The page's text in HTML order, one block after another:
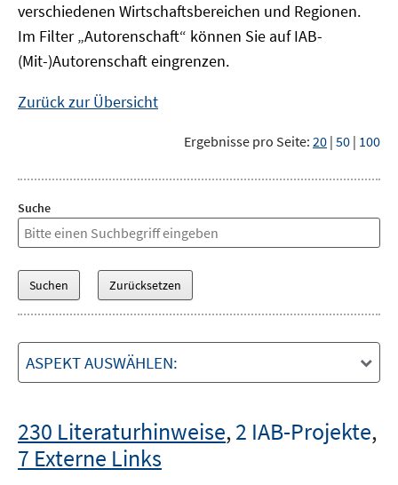
verschiedenen Wirtschaftsbereichen und Regionen.
Im Filter „Autorenschaft“ können Sie auf IAB-
(Mit-)Autorenschaft eingrenzen.
Zurück zur Übersicht
Ergebnisse pro Seite: 20 | 50 | 100
Suche
ASPEKT AUSWÄHLEN:
230 Literaturhinweise,2 IAB-Projekte,
7 Externe Links